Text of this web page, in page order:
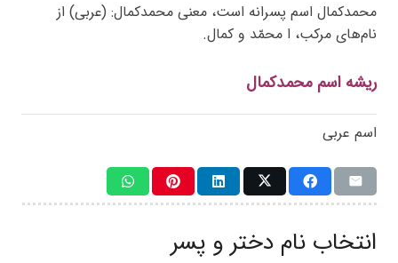
محمدکمال اسم پسرانه است، معنی محمدکمال: (عربی) از
نام‌های مرکب، ا محمّد و کمال.
ریشه اسم محمدکمال
اسم عربی
انتخاب نام دختر و پسر